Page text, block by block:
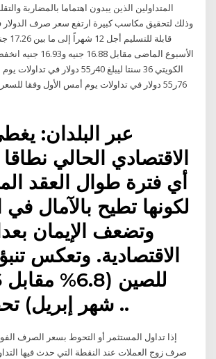
المتداولين الذين يبدون اهتماما بالمضاربة
وذلك لتحقيق مكاسب كبيرة ارتفع سعر صرف الدولار
الأسبوع الماضى
الكویتي 36 سنتا لیبلغ 40ر55
76ر55 دولار في تداولات یوم أمس الأول وفقا
عبر البلدان:
الاقتصادي الحالي
أي فترة طوال العقد
لكونها تطيح بالآمال
وتضعف الإيمان
شهر إبريل) تحقيق النمو ..
إذا تداول المستثمر أو التحوط بسعر الصرف
صرف زوج العملات عند النقطة التي حدث فيها